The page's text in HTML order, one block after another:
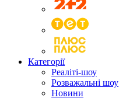
Категорії
Реаліті-шоу
Розважальні шоу
Новини